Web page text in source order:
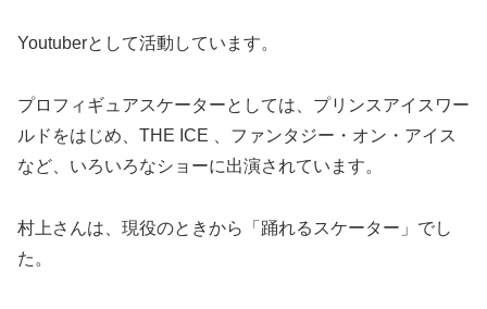
Youtuberとして活動しています。
プロフィギュアスケーターとしては、プリンスアイスワー
ルドをはじめ、THE ICE 、ファンタジー・オン・アイス
など、いろいろなショーに出演されています。
村上さんは、現役のときから「踊れるスケーター」でし
た。